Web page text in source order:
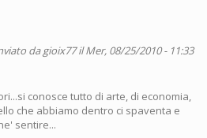
dagioix77il Mer, 08/25/2010 - 11:33
conosce tutto di arte, di economia,
che abbiamo dentro ci spaventa e
sentire...